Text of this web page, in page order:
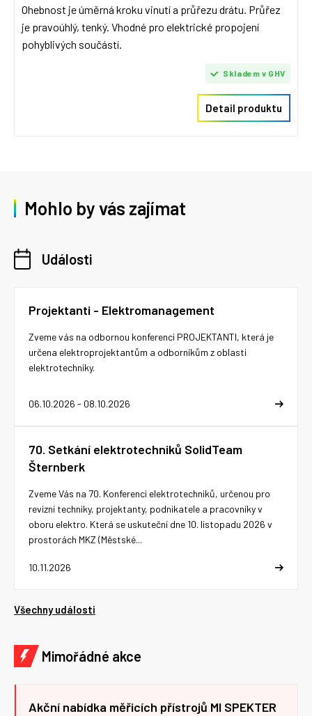
Ohebnost je úměrná kroku vinutí a průřezu drátu. Průřez
je pravoúhlý, tenký. Vhodné pro elektrické propojení
pohyblivých součástí.
Skladem v GHV
Detail produktu
Mohlo by vás zajímat
Události
Projektanti - Elektromanagement
06.10.2026 - 08.10.2026
Zveme vás na odbornou konferenci PROJEKTANTI, která je
určena elektroprojektantům a odborníkům z oblasti
elektrotechniky.
70. Setkání elektrotechniků SolidTeam
Šternberk
10.11.2026
Zveme Vás na 70. Konferenci elektrotechniků, určenou pro
revizní techniky, projektanty, podnikatele a pracovníky v
oboru elektro. Která se uskuteční dne 10. listopadu 2026 v
prostorách MKZ (Městské...
Všechny události
Mimořádné akce
Akční nabídka měřicích přístrojů MI SPEKTER